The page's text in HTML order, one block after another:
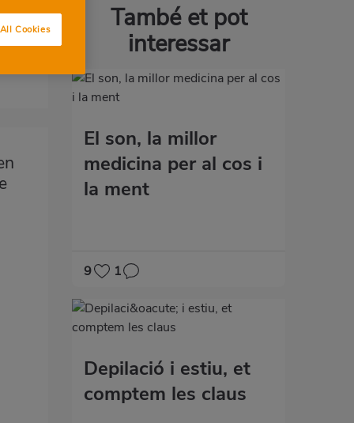
També et pot
interessar
El son, la millor
medicina per al cos i
la ment
9 1
Depilació i estiu, et
comptem les claus
Cookies